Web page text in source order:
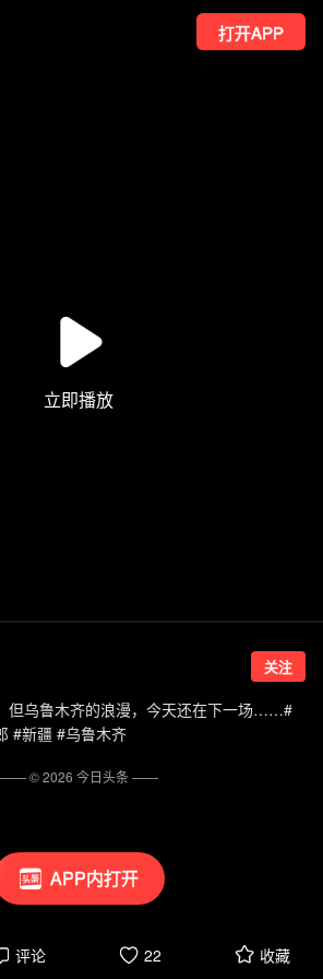
打开APP
APP内打开
关注
但乌鲁木齐的浪漫，今天还在下一场……#
#新疆 #乌鲁木齐
评论 22 收藏
—— ©2026 今日头条——